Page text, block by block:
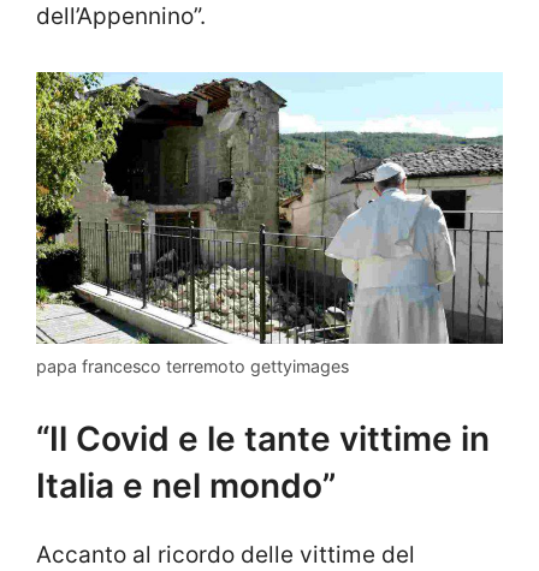
dell’Appennino”.
papa francesco terremoto gettyimages
“Il Covid e le tante vittime in
Italia e nel mondo”
Accanto al ricordo delle vittime del